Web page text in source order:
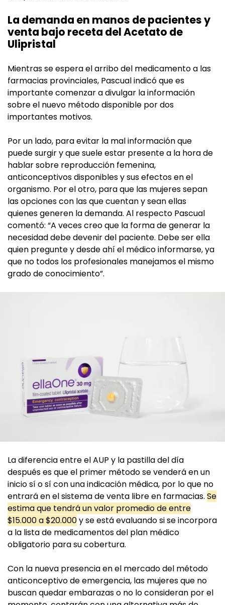
La demanda en manos de pacientes y
venta bajo receta del Acetato de
Ulipristal
Mientras se espera el arribo del medicamento a las
farmacias provinciales, Pascual indicó que es
importante comenzar a divulgar la información
sobre el nuevo método disponible por dos
importantes motivos.
Por un lado, para evitar la mal información que
puede surgir y que suele estar presente a la hora de
hablar sobre reproducción femenina,
anticonceptivos disponibles y sus efectos en el
organismo. Por el otro, para que las mujeres sepan
las opciones con las que cuentan y sean ellas
quienes generen la demanda. Al respecto Pascual
comentó: “A veces creo que la forma de generar la
necesidad debe devenir del paciente. Debe ser ella
quien pregunte y desde ahí el médico informarse, ya
que no todos los profesionales manejamos el mismo
grado de conocimiento”.
La diferencia entre el AUP y la pastilla del día
después es que el primer método se venderá en un
inicio sí o sí con una indicación médica, por lo que no
entrará en el sistema de venta libre en farmacias. Se
estima que tendrá un valor promedio de entre
$15.000 a $20.000y se está evaluando si se incorpora
a la lista de medicamentos del plan médico
obligatorio para su cobertura.
Con la nueva presencia en el mercado del método
anticonceptivo de emergencia, las mujeres que no
buscan quedar embarazas o no lo consideran por el